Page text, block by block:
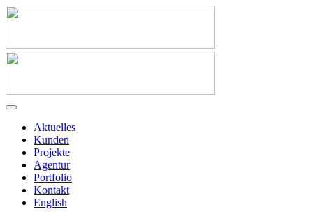
Aktuelles
Kunden
Projekte
Agentur
Portfolio
Kontakt
English